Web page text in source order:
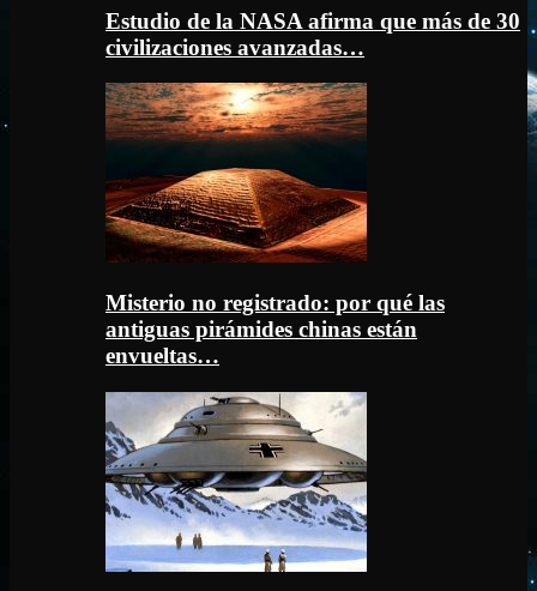
Estudio de la NASA afirma que más de 30
civilizaciones avanzadas…
Misterio no registrado: por qué las
antiguas pirámides chinas están
envueltas…